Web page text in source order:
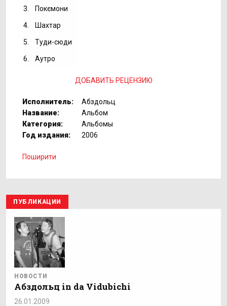
3. Покємони
4. Шахтар
5. Туди-сюди
6. Аутро
ДОБАВИТЬ РЕЦЕНЗИЮ
Исполнитель:
Абздольц
Название:
Альбом
Категория:
Альбомы
Год издания:
2006
Поширити
ПУБЛИКАЦИИ
НОВОСТИ
Абздольц in da Vidubichi
26.01.2009